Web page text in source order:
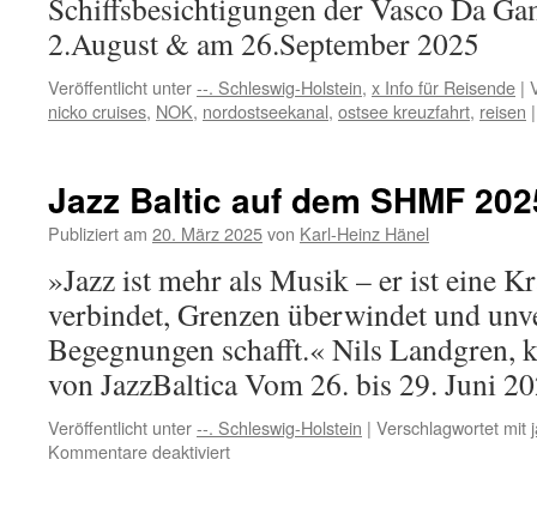
Schiffsbesichtigungen der Vasco Da
2.August & am 26.September 2025
Veröffentlicht unter--. Schleswig-Holstein, x Info für Reisende |
nicko cruises, NOK, nordostseekanal, ostsee kreuzfahrt, reisen |
Jazz Baltic auf dem SHMF
Publiziert am 20. März 2025von Karl-Heinz Hänel
»Jazz ist mehr als Musik – er ist eine
verbindet, Grenzen überwindet und
Begegnungen schafft.« Nils Landgren,
von JazzBaltica Vom 26. bis 29. Juni
Veröffentlicht unter--. Schleswig-Holstein | Verschlagwortet mit
Kommentare deaktiviertfür